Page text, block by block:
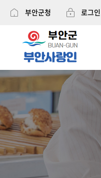
부안군청 로그인
부안사랑인